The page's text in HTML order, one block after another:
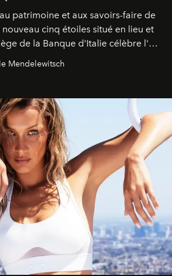
patrimoine et aux savoirs-faire de
nouveau cinq étoiles situé en lieu et
de la Banque d'Italie célèbre l'art
toute son élégance intemporelle.
Mendelewitsch